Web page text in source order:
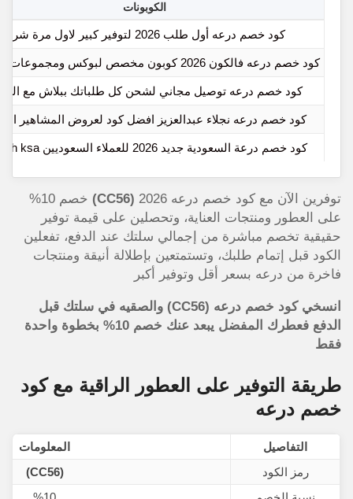
الكوبونات
كود خصم درعه أول طلب 2026 لتوفير كبير لاول مرة شراء
كود خصم درعه فالكون 2026 كوبون مخصص لبوكس ومجموعات falcons
كود خصم درعه توصيل مجاني لشحن كل طلباتك ببلاش مع
كود خصم درعه نجلاء عبدالعزيز افضل كود لعروض المشاهير
كود خصم درعة السعودية جديد 2026 للعملاء السعوديين deraah ksa
توفرين الآن مع كود خصم درعه 2026 (CC56)
خصم 10%
على العطور ومنتجات العناية، وتحصلين على قيمة توفير
حقيقية تخصم مباشرة من إجمالي سلتك عند الدفع، تفعلين
الكود قبل إتمام طلبك، وتستمتعين بإطلالة أنيقة ومنتجات
فاخرة من درعه بسعر أقل وتوفير أكبر
انسخي كود خصم درعه (CC56) والصقيه في سلتك قبل
الدفع فعطرك المفضل يبعد عنك خصم 10% بخطوة واحدة
فقط
طريقة التوفير على العطور الراقية مع كود
خصم درعه
التفاصيل
المعلومات
رمز الكود
(CC56)